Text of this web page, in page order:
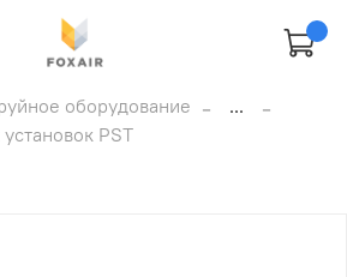
оборудование
...
PST